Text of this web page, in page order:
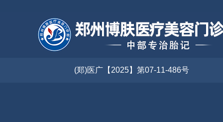
(郑)医广【2025】第07-11-486号